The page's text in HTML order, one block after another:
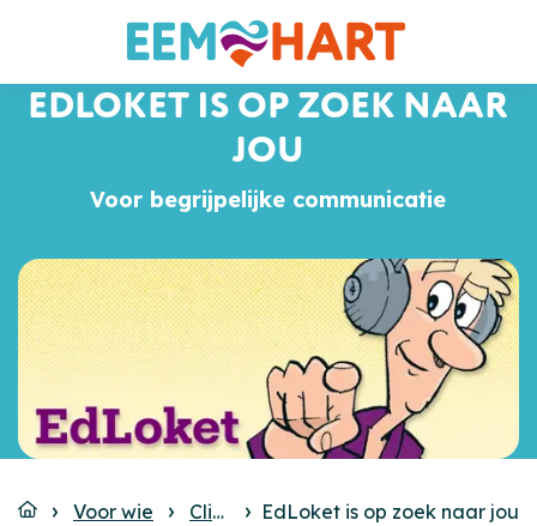
EDLOKET IS OP ZOEK NAAR
JOU
Voor begrijpelijke communicatie
Voor wie Cliënten EdLoket
EdLoket is op zoek naar jou